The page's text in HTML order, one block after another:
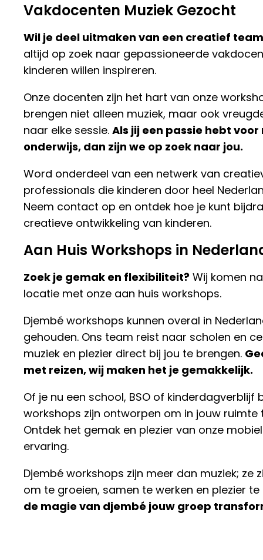
Vakdocenten Muziek Gezocht
Wil je deel uitmaken van een creatief
altijd op zoek naar gepassioneerde
kinderen willen inspireren.
Onze docenten zijn het hart van onze
brengen niet alleen muziek, maar ook
naar elke sessie. Als jij een passie hebt voor
onderwijs, dan zijn we op zoek naar jou.
Word onderdeel van een netwerk van
professionals die kinderen door heel
Neem contact op en ontdek hoe je kunt
creatieve ontwikkeling van kinderen.
Aan Huis Workshops in
Zoek je gemak en flexibiliteit? Wij komen
locatie met onze aan huis workshops.
Djembé workshops kunnen overal in
gehouden. Ons team reist naar scholen en
muziek en plezier direct bij jou te brengen.
met reizen, wij maken het je gemakkelijk.
Of je nu een school, BSO of kinderdagverblijf
workshops zijn ontworpen om in jouw ruimte
Ontdek het gemak en plezier van onze
ervaring.
Djembé workshops zijn meer dan muziek; ze
om te groeien, samen te werken en plezier
de magie van djembé jouw groep